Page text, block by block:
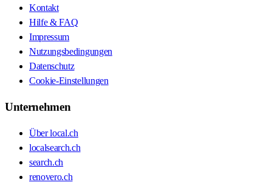
Kontakt
Hilfe & FAQ
Impressum
Nutzungsbedingungen
Datenschutz
Cookie-Einstellungen
Unternehmen
Über local.ch
localsearch.ch
search.ch
renovero.ch